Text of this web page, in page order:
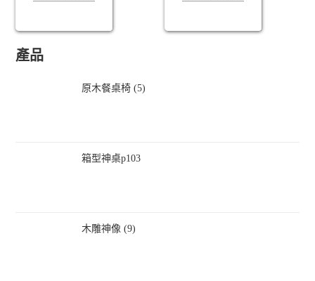
產品
原木餐桌椅 (5)
箱型神桌p103
木雕神像 (9)